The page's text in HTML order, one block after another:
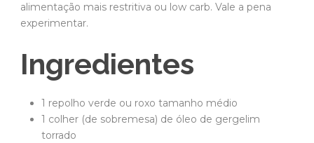
alimentação mais restritiva ou low carb. Vale a pena
experimentar.
Ingredientes
1 repolho verde ou roxo tamanho médio
1 colher (de sobremesa) de óleo de gergelim
torrado